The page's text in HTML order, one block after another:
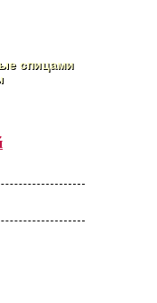
спицами